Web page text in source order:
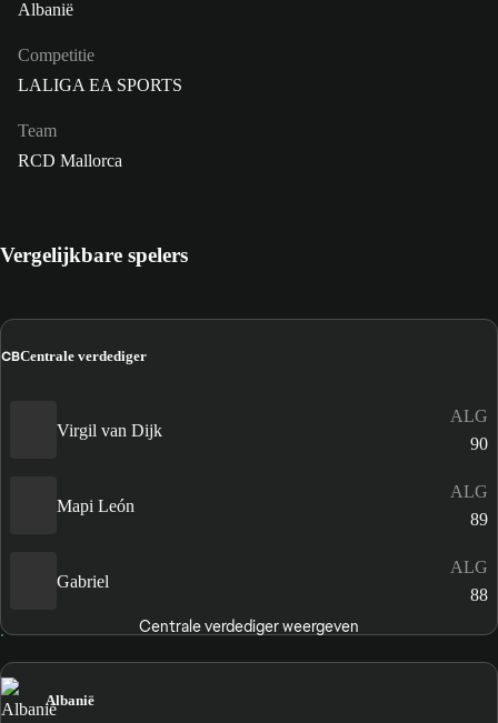
Albanië
Competitie
LALIGA EA SPORTS
Team
RCD Mallorca
Vergelijkbare spelers
CBCentrale verdediger
Virgil van Dijk
ALG
90
Mapi León
ALG
89
Gabriel
ALG
88
Centrale verdediger weergeven
Albanië